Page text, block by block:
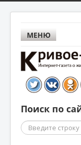
МЕНЮ
Поиск по
Поиск